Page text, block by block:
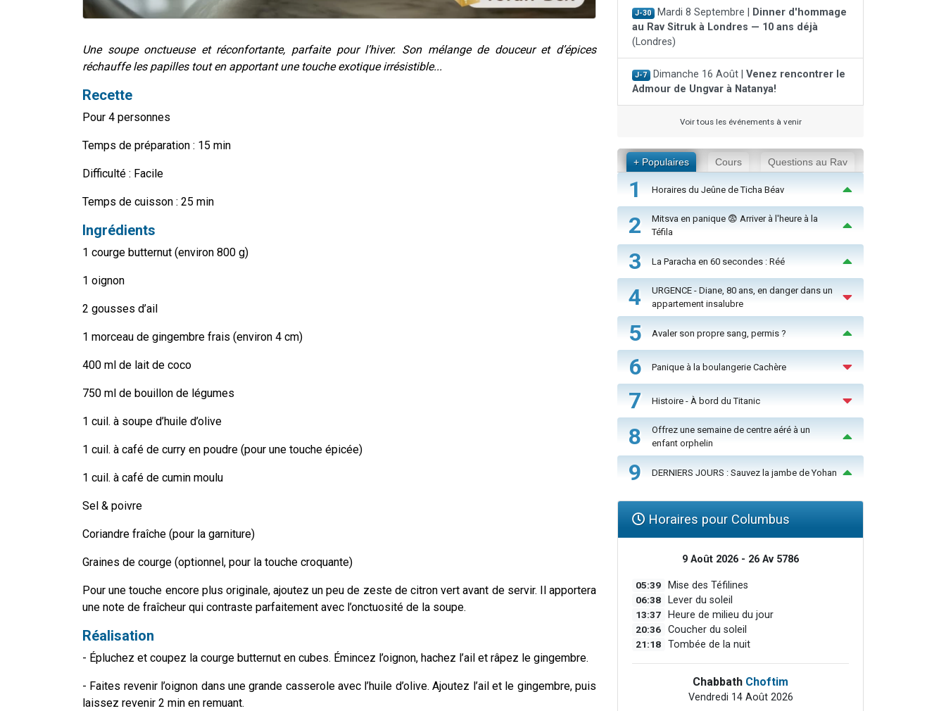
Une soupe onctueuse et réconfortante, parfaite pour l’hiver. Son mélange de douceur et d’épices
réchauffe les papilles tout en apportant une touche exotique irrésistible...
Recette
Pour 4 personnes
Temps de préparation : 15 min
Difficulté : Facile
Temps de cuisson : 25 min
Ingrédients
1 courge butternut (environ 800 g)
1 oignon
2 gousses d’ail
1 morceau de gingembre frais (environ 4 cm)
400 ml de lait de coco
750 ml de bouillon de légumes
1 cuil. à soupe d’huile d’olive
1 cuil. à café de curry en poudre (pour une touche épicée)
1 cuil. à café de cumin moulu
Sel & poivre
Coriandre fraîche (pour la garniture)
Graines de courge (optionnel, pour la touche croquante)
Pour une touche encore plus originale, ajoutez un peu de zeste de citron vert avant de servir. Il apportera
une note de fraîcheur qui contraste parfaitement avec l’onctuosité de la soupe.
Réalisation
- Épluchez et coupez la courge butternut en cubes. Émincez l’oignon, hachez l’ail et râpez le gingembre.
- Faites revenir l’oignon dans une grande casserole avec l’huile d’olive. Ajoutez l’ail et le gingembre, puis
laissez revenir 2 min en remuant.
J-30 Mardi 8 Septembre |
Dinner d'hommage
au Rav Sitruk à Londres — 10 ans déjà
(Londres)
J-7 Dimanche 16 Août | Venez rencontrer le
Admour de Ungvar à Natanya!
Voir tous les événements à venir
+ Populaires Cours Questions au Rav
1 Horaires du Jeûne de Ticha Béav
2
Mitsva en panique 😨 Arriver à l'heure à la
Téfila
3 La Paracha en 60 secondes : Réé
4
URGENCE - Diane, 80 ans, en danger dans un
appartement insalubre
5 Avaler son propre sang, permis ?
6 Panique à la boulangerie Cachère
7 Histoire - À bord du Titanic
8
Offrez une semaine de centre aéré à un
enfant orphelin
9 DERNIERS JOURS : Sauvez la jambe de Yohan
Horaires pour Columbus
9 Août 2026 - 26 Av 5786
05:39 Mise des Téfilines
06:38 Lever du soleil
13:37 Heure de milieu du jour
20:36 Coucher du soleil
21:18 Tombée de la nuit
Chabbath Choftim
Vendredi 14 Août 2026